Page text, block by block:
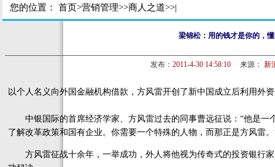
您的位置： 首页>营销管理>>商人之道>>|
梁锦松：用的钱才是你的，
发布： 2011-4-30 14:58:10 来源： 新
以个人名义向外国金融机构借款，方风雷开创了新中国成立后利用外
中银国际的首席经济学家、方风雷过去的同事曹远征说：“他是一
了解改革政策和国有企业。你需要一个特殊的人物，而那正是方风雷。
方风雷征战十余年，一举成功，外人将他视为传奇式的投资银行家